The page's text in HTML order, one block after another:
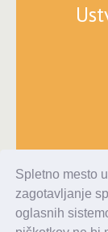
Spletno mesto
zagotavljanje
oglasnih